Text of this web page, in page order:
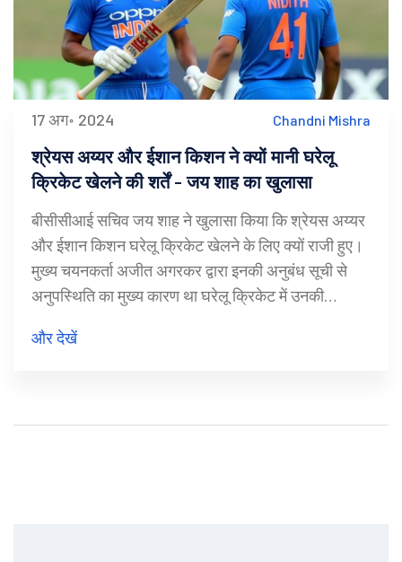
17 अग॰ 2024 Chandni Mishra
श्रेयस अय्यर और ईशान किशन ने क्यों मानी घरेलू
क्रिकेट खेलने की शर्तें - जय शाह का खुलासा
बीसीसीआई सचिव जय शाह ने खुलासा किया कि श्रेयस अय्यर
और ईशान किशन घरेलू क्रिकेट खेलने के लिए क्यों राजी हुए।
मुख्य चयनकर्ता अजीत अगरकर द्वारा इनकी अनुबंध सूची से
अनुपस्थिति का मुख्य कारण था घरेलू क्रिकेट में उनकी
के लिए खेले रहे हैं और उनके प्रदर्शन को राष्ट्रीय चयन के लिए
और देखें